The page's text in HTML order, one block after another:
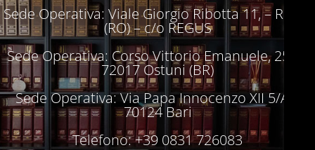
Sede Operativa: Viale Giorgio Ribotta 11, – Roma
(RO) – c/o REGUS
Sede Operativa: Corso Vittorio Emanuele, 250 –
72017 Ostuni (BR)
Sede Operativa: Via Papa Innocenzo XII 5/A –
70124 Bari
Telefono: +39 0831 726083